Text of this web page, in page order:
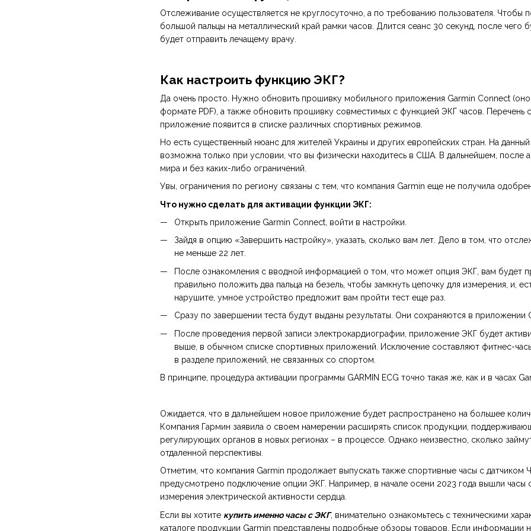
Отслеживание осуществляется не круглосуточно, а по требованию пользователя. Чтобы
большой пальцы на металлический край рамки часов. Длится сеанс 30 секунд, после
будет отправить лечащему врачу.
Как настроить функцию ЭКГ?
Да очень просто. Нужно обновить прошивку мобильного приложения Garmin Connect
формате PDF), а также обновить прошивку совместимых с функцией ЭКГ часов.
приложение появится в списке различных спортивных режимов.
Но есть существенный нюанс для жителей Украины и других европейских стран. На
возможна только при условии, что вы физически находитесь в США. В дальнейшем, после
мира и без каких-либо ограничений.
Увы, ограничения по региону связаны с тем, что компания Garmin еще не получила
Что нужно сделать для активации функции ЭКГ:
Открыть приложение Garmin Connect, войти в настройки.
Зайдя в опцию «Завершить настройку», указать, сколько вам лет. Дело в том, что
не меньше 22 лет.
После ознакомления с вводной информацией о том, что может опция ЭКГ, вам будет
правильно положить два пальца на безель, чтобы замкнуть цепочку для измерения, и,
нарушите, умное устройство предложит вам пройти тест еще раз.
Сразу по завершении теста будут выданы результаты. Они сохраняются в
После проведения первой записи электрокардиографии, приложение ЭКГ будет
выше, в обычном списке спортивных приложений. Исключение составляют фитнес-
в разделе приложений, не связанных со спортом.
В принципе, процедура активации программы GARMIN ECG точно такая же, как и в часах
Ожидается, что в дальнейшем новое приложение будет распространено на большее
Компания Гармин заявила о своем намерении расширять список продукции,
регулирующих органов в новых регионах – в процессе. Однако неизвестно, сколько
отдаленной перспективы.
Отметим, что компания Garmin продолжает выпускать также спортивные часы с датчиком
предусмотрено подключение опции ЭКГ. Например, в начале осени 2023 года вышли часы
измерения электрической активности сердца.
Если вы хотите купить именно часы с ЭКГ, внимательно ознакомьтесь с техническими
каталоге продукции Garmin представлены подробные обзоры товаров. Если информации